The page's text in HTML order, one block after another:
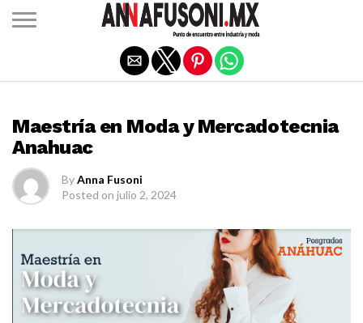
Maestría en Moda y Mercadotecnia
Anahuac
ByAnna Fusoni
Posted on julio 2, 2024
Salir de la versión móvil